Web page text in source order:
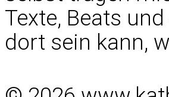
Texte, Beats
dort sein kann,